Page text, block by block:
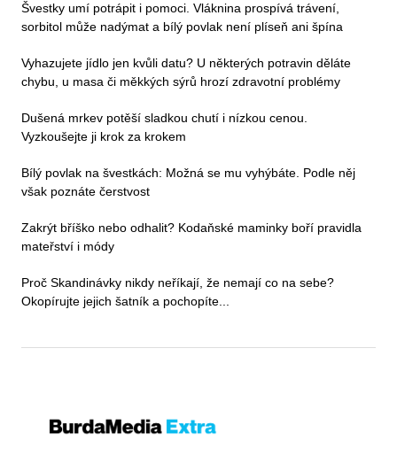
Švestky umí potrápit i pomoci. Vláknina prospívá trávení,
sorbitol může nadýmat a bílý povlak není plíseň ani špína
Vyhazujete jídlo jen kvůli datu? U některých potravin děláte
chybu, u masa či měkkých sýrů hrozí zdravotní problémy
Dušená mrkev potěší sladkou chutí i nízkou cenou.
Vyzkoušejte ji krok za krokem
Bílý povlak na švestkách: Možná se mu vyhýbáte. Podle něj
však poznáte čerstvost
Zakrýt bříško nebo odhalit? Kodaňské maminky boří pravidla
mateřství i módy
Proč Skandinávky nikdy neříkají, že nemají co na sebe?
Okopírujte jejich šatník a pochopíte...